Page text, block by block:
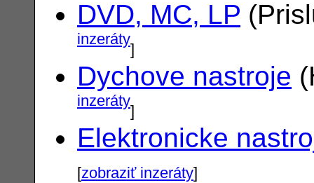
DVD, MC, LP
inzeráty]
Dychove nastroje
inzeráty]
Elektronicke
[zobraziť inzeráty]